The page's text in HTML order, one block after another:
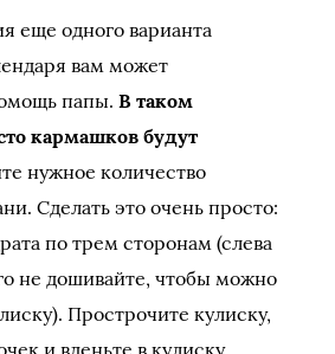
еще одного варианта
вам может
папы. В таком
кармашков будут
нужное количество
Сделать это очень просто:
по трем сторонам (слева
не дошивайте, чтобы можно
Прострочите кулиску,
и вденьте в кулиску